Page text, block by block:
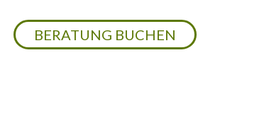
BERATUNG BUCHEN